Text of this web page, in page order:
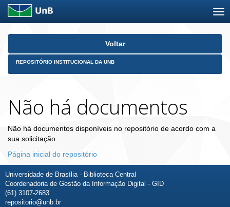
Skip
Voltar
REPOSITÓRIO INSTITUCIONAL DA UNB
Não há documentos
Não há documentos disponíveis no repositório de acordo com a
sua solicitação.
Página inicial do repositório
Universidade de Brasília - Biblioteca Central
Coordenadoria de Gestão da Informação Digital - GID
(61) 3107-2683
repositorio@unb.br